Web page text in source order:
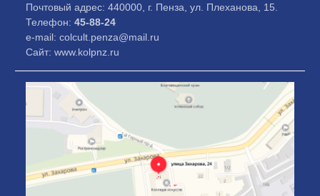
Почтовый адрес: 440000, г. Пенза, ул. Плеханова, 15.
Телефон:45-88-24
e-mail: colcult.penza@mail.ru
Сайт: www.kolpnz.ru